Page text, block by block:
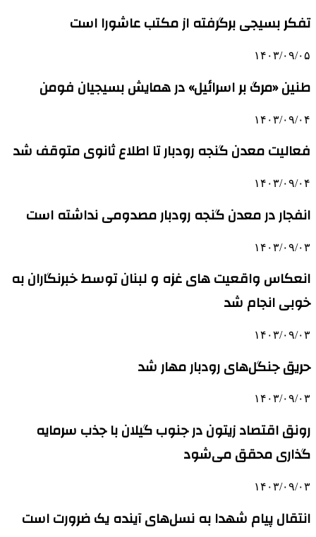
تفکر بسیجی برگرفته از مکتب عاشورا است
۱۴۰۳/۰۹/۰۵
طنین «مرگ بر اسرائیل» در همایش بسیجیان فومن
۱۴۰۳/۰۹/۰۴
فعالیت معدن گنجه رودبار تا اطلاع ثانوی متوقف شد
۱۴۰۳/۰۹/۰۴
انفجار در معدن گنجه رودبار مصدومی نداشته است
۱۴۰۳/۰۹/۰۳
انعکاس واقعیت های غزه و لبنان توسط خبرنگاران به
خوبی انجام شد
۱۴۰۳/۰۹/۰۳
حریق جنگل‌های رودبار مهار شد
۱۴۰۳/۰۹/۰۳
رونق اقتصاد زیتون در جنوب گیلان با جذب سرمایه
گذاری محقق می‌شود
۱۴۰۳/۰۹/۰۳
انتقال پیام شهدا به نسل‌های آینده یک ضرورت است